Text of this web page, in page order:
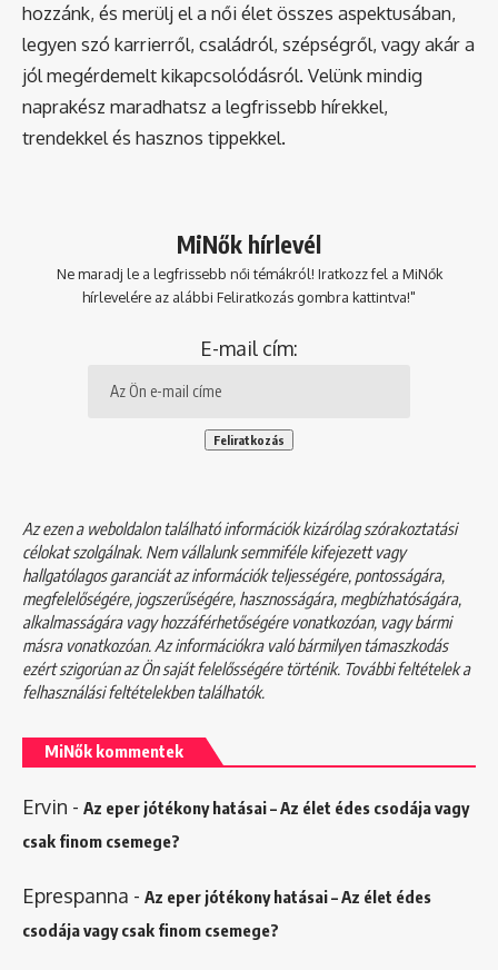
hozzánk, és merülj el a női élet összes aspektusában,
legyen szó karrierről, családról, szépségről, vagy akár a
jól megérdemelt kikapcsolódásról. Velünk mindig
naprakész maradhatsz a legfrissebb hírekkel,
trendekkel és hasznos tippekkel.
MiNők hírlevél
Ne maradj le a legfrissebb női témákról! Iratkozz fel a MiNők
hírlevelére az alábbi Feliratkozás gombra kattintva!"
E-mail cím:
Az ezen a weboldalon található információk kizárólag szórakoztatási
célokat szolgálnak. Nem vállalunk semmiféle kifejezett vagy
hallgatólagos garanciát az információk teljességére, pontosságára,
megfelelőségére, jogszerűségére, hasznosságára, megbízhatóságára,
alkalmasságára vagy hozzáférhetőségére vonatkozóan, vagy bármi
másra vonatkozóan. Az információkra való bármilyen támaszkodás
ezért szigorúan az Ön saját felelősségére történik. További feltételek a
felhasználási feltételekbentalálhatók.
MiNők kommentek
Ervin - Az eper jótékony hatásai – Az élet édes csodája vagy
csak finom csemege?
Eprespanna - Az eper jótékony hatásai – Az élet édes
csodája vagy csak finom csemege?